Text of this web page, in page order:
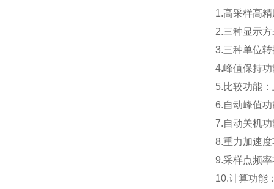
1.高采样高
2.三种显示
3.三种单位
4.峰值保持
5.比较功能
6.自动峰值
7.自动关机
8.重力加速
9.采样点频
10.计算功能